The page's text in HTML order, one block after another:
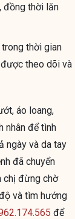
đồng thời lăn
thời gian
được theo dõi và
áo loang,
nhân để tình
ngày và da tay
đã chuyển
chị đừng chờ
và tìm hướng
để